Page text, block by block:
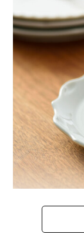
真空二重構造
2個と2種の華